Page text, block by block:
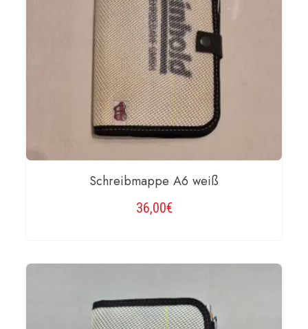
Schreibmappe A6 weiß
36,00€
WEITERLESEN